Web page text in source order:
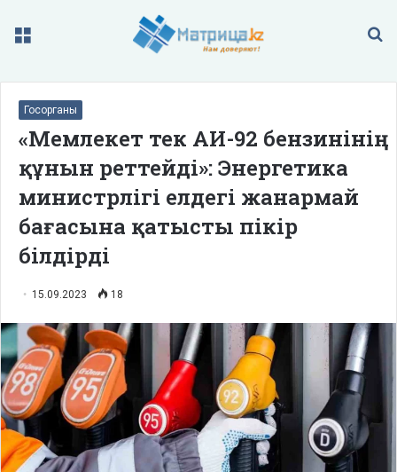
Меню
Госорганы
«Мемлекет тек АИ-92 бензинінің
құнын реттейді»: Энергетика
министрлігі елдегі жанармай
бағасына қатысты пікір
білдірді
15.09.2023 18